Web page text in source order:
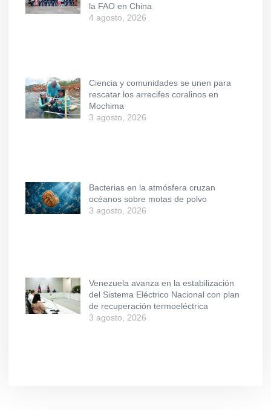
la FAO en China
4 agosto, 2026
Ciencia y comunidades se unen para
rescatar los arrecifes coralinos en
Mochima
3 agosto, 2026
Bacterias en la atmósfera cruzan
océanos sobre motas de polvo
3 agosto, 2026
Venezuela avanza en la estabilización
del Sistema Eléctrico Nacional con plan
de recuperación termoeléctrica
3 agosto, 2026